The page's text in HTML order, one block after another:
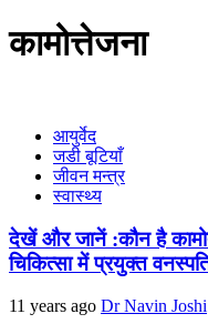
कामोत्तेजना
आयुर्वेद
जडी बूटियाँ
जीवन मन्त्र
स्वास्थ्य
देखें और जानें :कौन है
चिकित्सा में प्रयुक्त
11 years ago Dr Navin Joshi